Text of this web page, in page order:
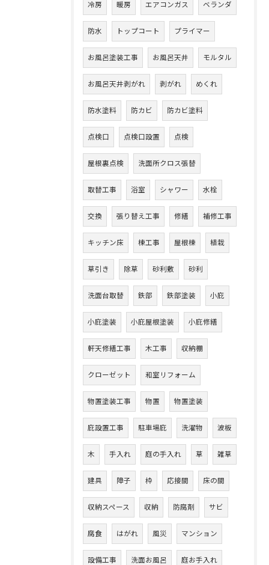
冷房 暖房 エアコンガス ベランダ
防水 トップコート プライマー
お風呂塗装工事 お風呂天井 モルタル
お風呂天井剥がれ 剥がれ めくれ
防水塗料 防カビ 防カビ塗料
点検口 点検口設置 点検
屋根裏点検 洗面所クロス張替
取替工事 浴室 シャワー 水栓
交換 張り替え工事 修繕 補修工事
キッチン床 棟工事 屋根棟 植栽
草引き 除草 砂利敷 砂利
洗面台取替 鉄部 鉄部塗装 小庇
小庇塗装 小庇屋根塗装 小庇修繕
軒天修繕工事 木工事 収納棚
クローゼット 和室リフォーム
物置塗装工事 物置 物置塗装
庇設置工事 駐車場庇 洗濯物 波板
木 手入れ 庭の手入れ 草 雑草
建具 障子 枠 応接間 床の間
収納スペース 収納 防腐剤 サビ
腐食 はがれ 風災 マンション
設備工事 洗面お風呂 庭お手入れ